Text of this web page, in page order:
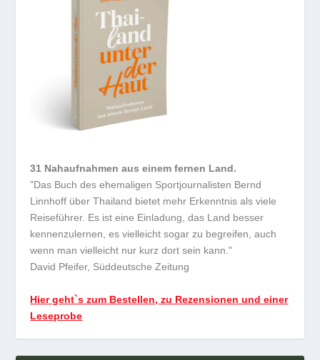
31 Nahaufnahmen aus einem fernen Land.
"Das Buch des ehemaligen Sportjournalisten Bernd
Linnhoff über Thailand bietet mehr Erkenntnis als viele
Reiseführer. Es ist eine Einladung, das Land besser
kennenzulernen, es vielleicht sogar zu begreifen, auch
wenn man vielleicht nur kurz dort sein kann."
David Pfeifer, Süddeutsche Zeitung
Hier geht`s zum Bestellen, zu Rezensionen und einer
Leseprobe